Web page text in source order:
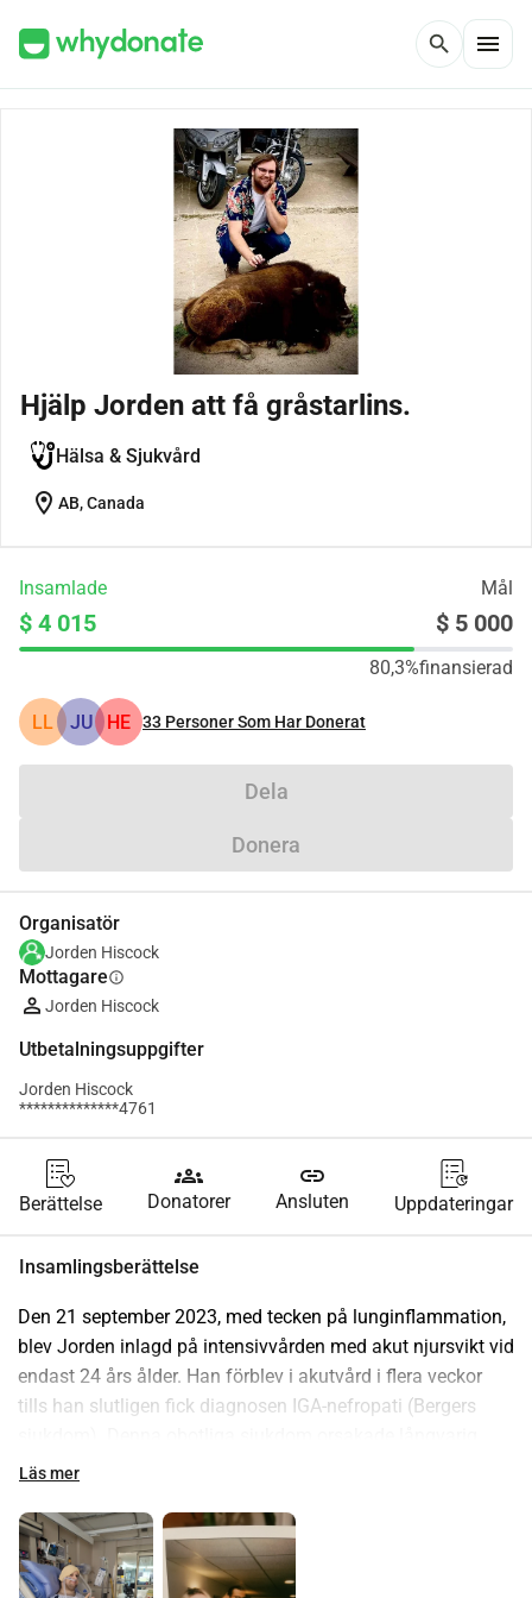
search menu
Hjälp Jorden att få gråstarlins.
Hälsa & Sjukvård
location_on AB, Canada
Insamlade Mål
$ 4 015 $ 5 000
80,3%finansierad
LL JU HE 33 Personer Som Har Donerat
Dela
Donera
Organisatör
Jorden Hiscock
Mottagareinfo
Jorden Hiscock
Utbetalningsuppgifter
Jorden Hiscock
**************4761
Berättelse
groups
Donatorer
link
Ansluten Uppdateringar
Insamlingsberättelse
Den 21 september 2023, med tecken på lunginflammation,
blev Jorden inlagd på intensivvården med akut njursvikt vid
endast 24 års ålder. Han förblev i akutvård i flera veckor
tills han slutligen fick diagnosen IGA-nefropati (Bergers
stress på hans kropp och fördärvade hans njurar till 10% av
problem, inklusive förstorade hjärtventriklar och ett magsår.
Han kommer nu behöva en njurtransplantation och en
livslång behandling med immunosuppressiva läkemedel
Läs mer